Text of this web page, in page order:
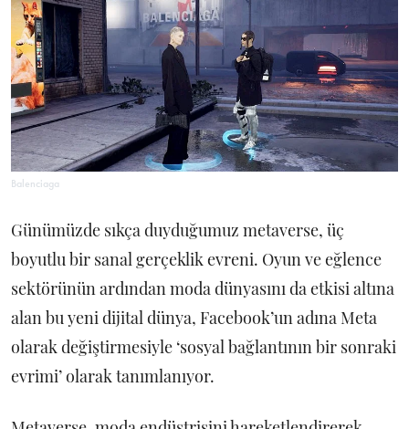
Balenciaga
Günümüzde sıkça duyduğumuz metaverse, üç
boyutlu bir sanal gerçeklik evreni. Oyun ve eğlence
sektörünün ardından moda dünyasını da etkisi altına
alan bu yeni dijital dünya, Facebook’un adına Meta
olarak değiştirmesiyle ‘sosyal bağlantının bir sonraki
evrimi’ olarak tanımlanıyor.